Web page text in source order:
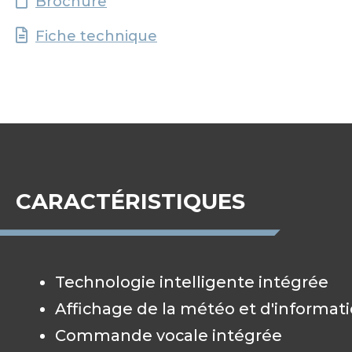
Fiche technique
CARACTÉRISTIQUES
Technologie intelligente intégrée
Affichage de la météo et
Commande vocale intégrée